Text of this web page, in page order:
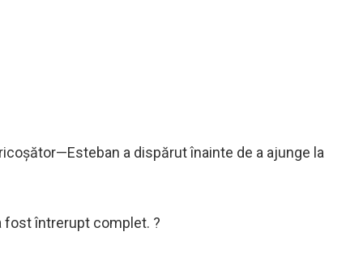
a dispărut înainte de a ajunge la
fost întrerupt complet. ?